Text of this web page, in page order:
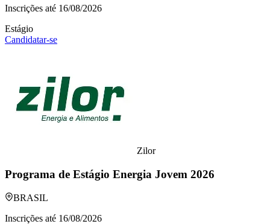
Inscrições até 16/08/2026
Estágio
Candidatar-se
Zilor
Programa de Estágio Energia Jovem 2026
BRASIL
Inscrições até 16/08/2026